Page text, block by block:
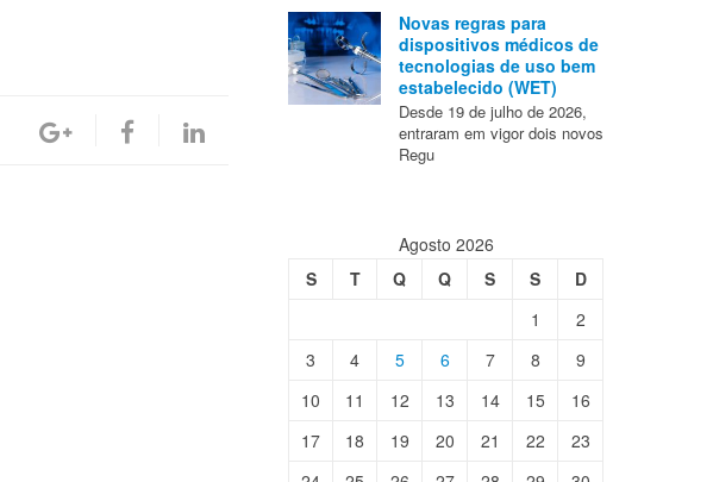
Novas regras para
dispositivos médicos de
tecnologias de uso bem
estabelecido (WET)
Desde 19 de julho de 2026,
entraram em vigor dois novos
Regu
Agosto 2026
S
T Q Q S S
D
1
2
3
4 5 6 7 8
9
10
11 12 13 14 15
16
17
18 19 20 21 22
23